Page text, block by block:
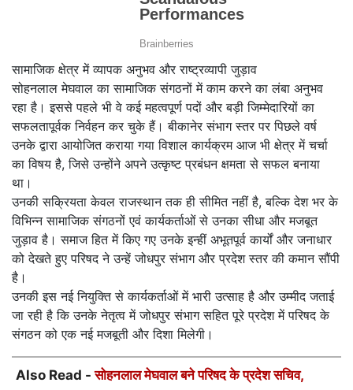
यह नियुक्ति परिषद के राष्ट्रीय अध्यक्ष प्रवीण मांगरिया एवं प्रदेश अध्यक्ष जगदीश
मीणा की सहमति से की गई है। प्रदेश महामंत्री देवी लाल बैरवा ने जानकारी देते हुए
बताया कि सोहनलाल मेघवाल (निवासी: मेघवालों का मोहल्ला, कोलासर, बीकानेर)
लंबे समय से अनुसूचित जाति और जनजाति वर्ग के अधिकारों व विकास के लिए
निष्ठापूर्वक कार्य कर रहे हैं। काम के प्रति उनकी इसी लगन और समर्पण को देखते
हुए प्रदेश अध्यक्ष जगदीश मीणा ने उन्हें यह महत्वपूर्ण जिम्मेदारी सौंपी है।